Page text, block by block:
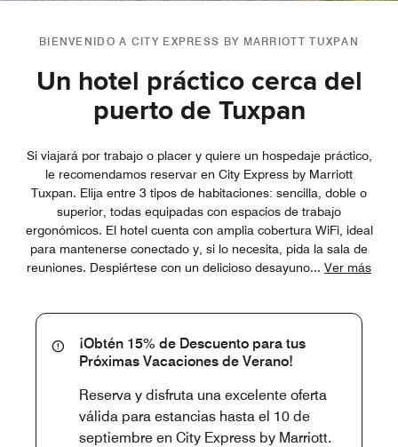
BIENVENIDO A CITY EXPRESS BY MARRIOTT TUXPAN
Un hotel práctico cerca del
puerto de Tuxpan
Si viajará por trabajo o placer y quiere un hospedaje práctico,
le recomendamos reservar en City Express by Marriott
Tuxpan. Elija entre 3 tipos de habitaciones: sencilla, doble o
superior, todas equipadas con espacios de trabajo
ergonómicos. El hotel cuenta con amplia cobertura WiFi, ideal
para mantenerse conectado y, si lo necesita, pida la sala de
reuniones. Despiértese con un delicioso desayuno... Ver más
¡Obtén 15% de Descuento para tus
Próximas Vacaciones de Verano!
Reserva y disfruta una excelente oferta
válida para estancias hasta el 10 de
septiembre en City Express by Marriott.